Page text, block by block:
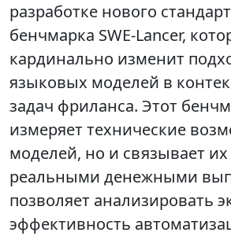
разработке нового
бенчмарка SWE-Lancer,
кардинально изменит
языковых моделей в
задач фриланса. Этот
измеряет технические
моделей, но и связывает их
реальными денежными
позволяет анализировать
эффективность